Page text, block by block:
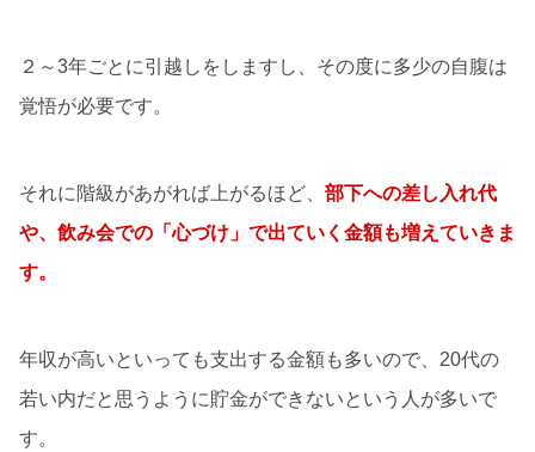
２～3年ごとに引越しをしますし、その度に多少の自腹は
覚悟が必要です。
それに階級があがれば上がるほど、 部下への差し入れ代
や、飲み会での「心づけ」で出ていく金額も増えていきま
す。
年収が高いといっても支出する金額も多いので、20代の
若い内だと思うように貯金ができないという人が多いで
す。